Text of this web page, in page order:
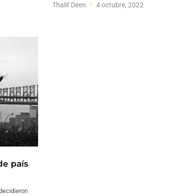
Thalif Deen 4 octubre, 2022
país